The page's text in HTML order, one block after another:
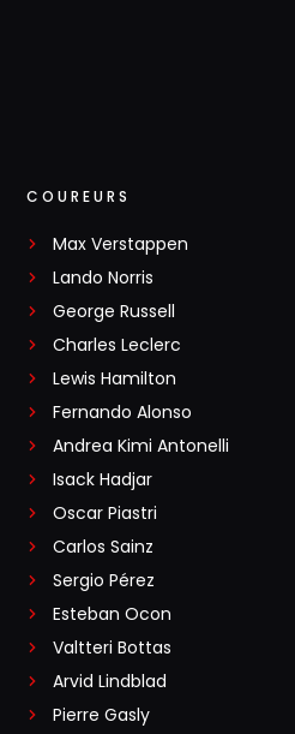
COUREURS
Max Verstappen
Lando Norris
George Russell
Charles Leclerc
Lewis Hamilton
Fernando Alonso
Andrea Kimi Antonelli
Isack Hadjar
Oscar Piastri
Carlos Sainz
Sergio Pérez
Esteban Ocon
Valtteri Bottas
Arvid Lindblad
Pierre Gasly